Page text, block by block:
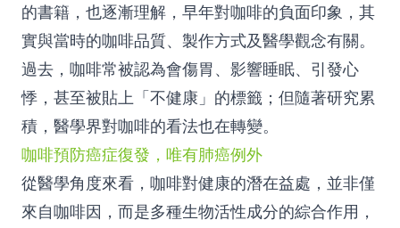
的書籍，也逐漸理解，早年對咖啡的負面印象，其
實與當時的咖啡品質、製作方式及醫學觀念有關。
過去，咖啡常被認為會傷胃、影響睡眠、引發心
悸，甚至被貼上「不健康」的標籤；但隨著研究累
積，醫學界對咖啡的看法也在轉變。
咖啡預防癌症復發，唯有肺癌例外
從醫學角度來看，咖啡對健康的潛在益處，並非僅
來自咖啡因，而是多種生物活性成分的綜合作用，